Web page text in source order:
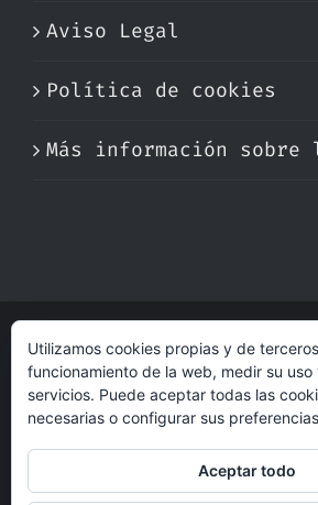
Aviso Legal
Política de cookies
Más información sobre
© Copyright 2017 -2026 |
| Derechos Reservados |
pordogleg
Utilizamos cookies propias y de
funcionamiento de la web, medir su uso
servicios. Puede aceptar todas las
necesarias o configurar sus
Aceptar todo